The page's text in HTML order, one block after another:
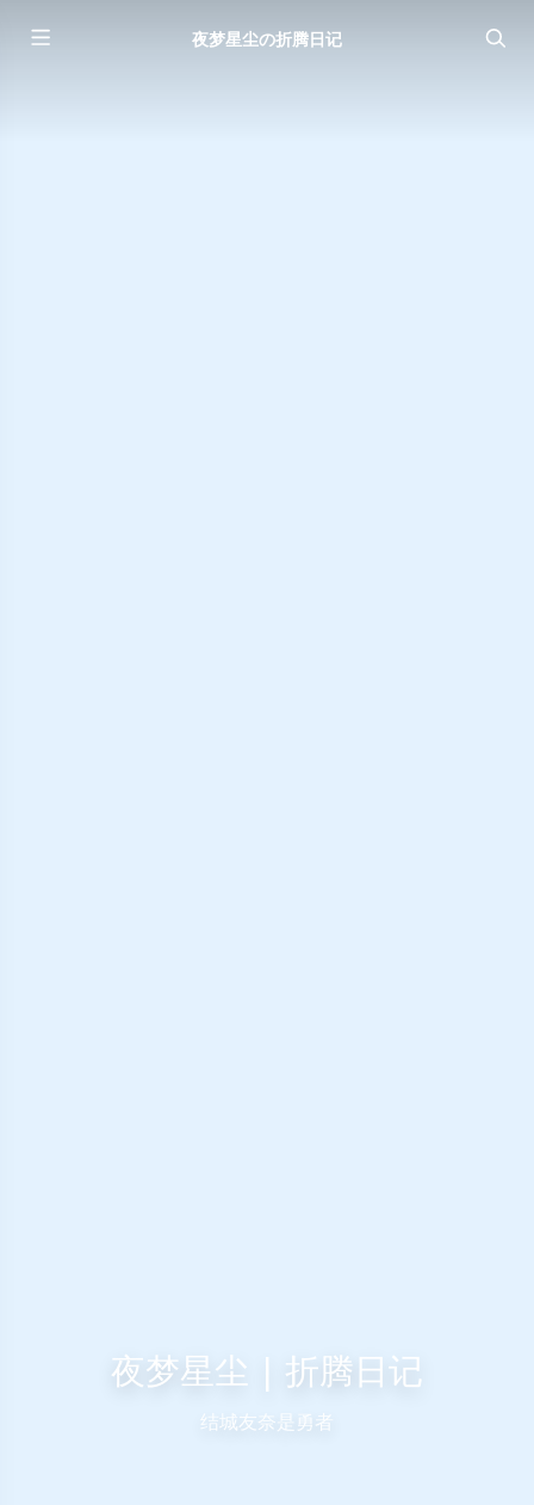
夜梦星尘の折腾日记
夜梦星尘 | 折腾日记
结城友奈是勇者